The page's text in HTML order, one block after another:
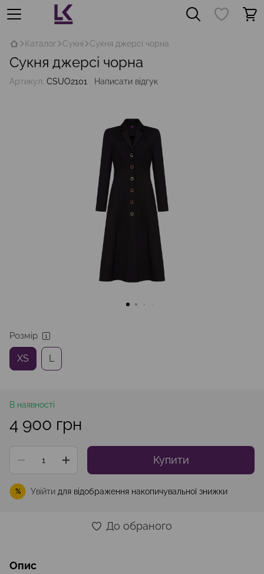
Каталог Сукні Сукня джерсі чорна
Сукня джерсі чорна
Артикул: СSUO2101 Написати відгук
Розмір
XS L
В наявності
4 900 грн
Купити
% Увійти для відображення накопичувальної знижки
До обраного
Опис